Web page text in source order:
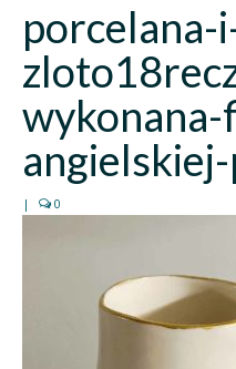
Sklep
Kim jesteśmy?
Kontakt
Deutsch
porcelana-
| 0